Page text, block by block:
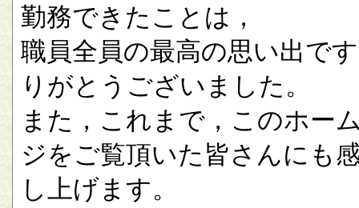
勤務できたことは，
職員全員の最高の思い出で
りがとうございました。
また，これまで，このホー
ジをご覧頂いた皆さんにも
し上げます。